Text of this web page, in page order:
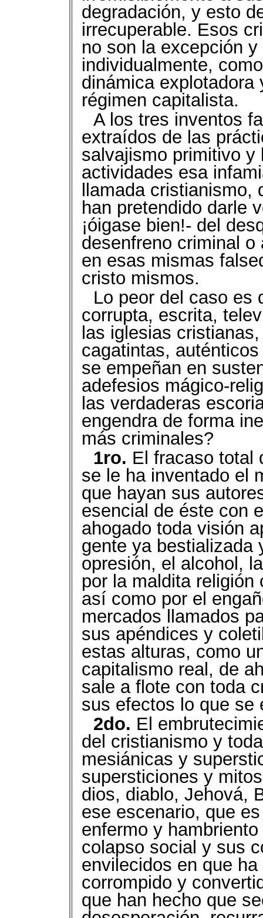
degradación, y esto
irrecuperable. Esos
no son la excepción
individualmente,
dinámica explotadora
régimen capitalista.
A los tres inventos
extraídos de las
salvajismo primitivo y
actividades esa
llamada
han pretendido darle
¡óigase bien!- del
desenfreno criminal
en esas mismas
cristo mismos.
Lo peor del caso es
corrupta, escrita,
las iglesias
cagatintas,
se empeñan en
adefesios mágico-
las verdaderas
engendra de forma
más criminales?
1ro. El fracaso total
se le ha inventado el
que hayan sus
esencial de éste con
ahogado toda visión
gente ya bestializada
opresión, el alcohol,
por la maldita
así como por el
mercados llamados
sus apéndices y
estas alturas, como
capitalismo real, de
sale a flote con toda
sus efectos lo que se
2do. El
del cristianismo y
mesiánicas y
supersticiones y
dios, diablo, Jehová,
ese escenario, que
enfermo y
colapso social y sus
envilecidos en que
corrompido y
que han hecho que